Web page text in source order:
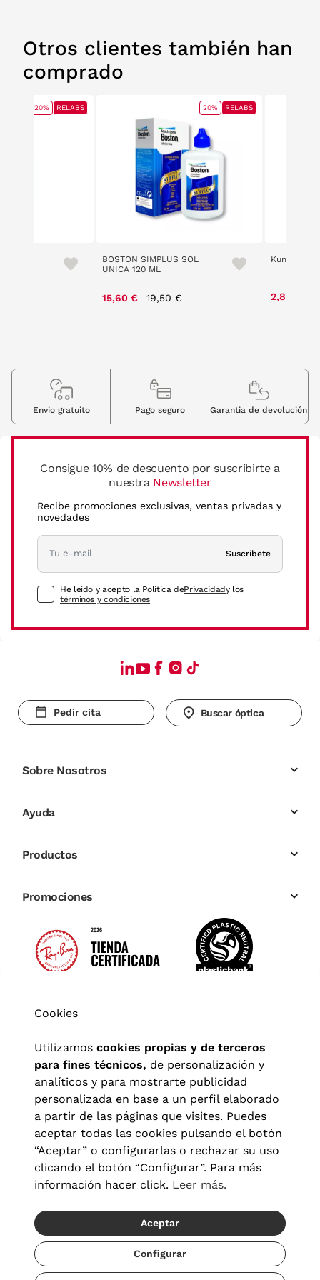
Otros clientes también han
comprado
20% RELABS
BOSTON SIMPLUS SOL
UNICA 120 ML
15,60 € 19,50 €
20% RELABS
Kumer
2,88 €
Consigue 10% de descuento por suscribirte a
nuestra Newsletter
Recibe promociones exclusivas, ventas privadas y
novedades
Suscríbete
He leído y acepto la Política dePrivacidady los
términos y condiciones
Envio gratuito Pago seguro Garantia de devolución
Pedir cita Buscar óptica
Sobre Nosotros
Ayuda
Productos
Promociones
Aviso legal| Política de privacidad Términos y condiciones
Política de cookies|Configuración de cookies
© 2026 Visionlab España
Cookies
Utilizamos cookies propias y de terceros
para fines técnicos, de personalización y
analíticos y para mostrarte publicidad
personalizada en base a un perfil elaborado
a partir de las páginas que visites. Puedes
aceptar todas las cookies pulsando el botón
“Aceptar” o configurarlas o rechazar su uso
clicando el botón “Configurar”. Para más
información hacer click. Leer más.
Aceptar
Configurar